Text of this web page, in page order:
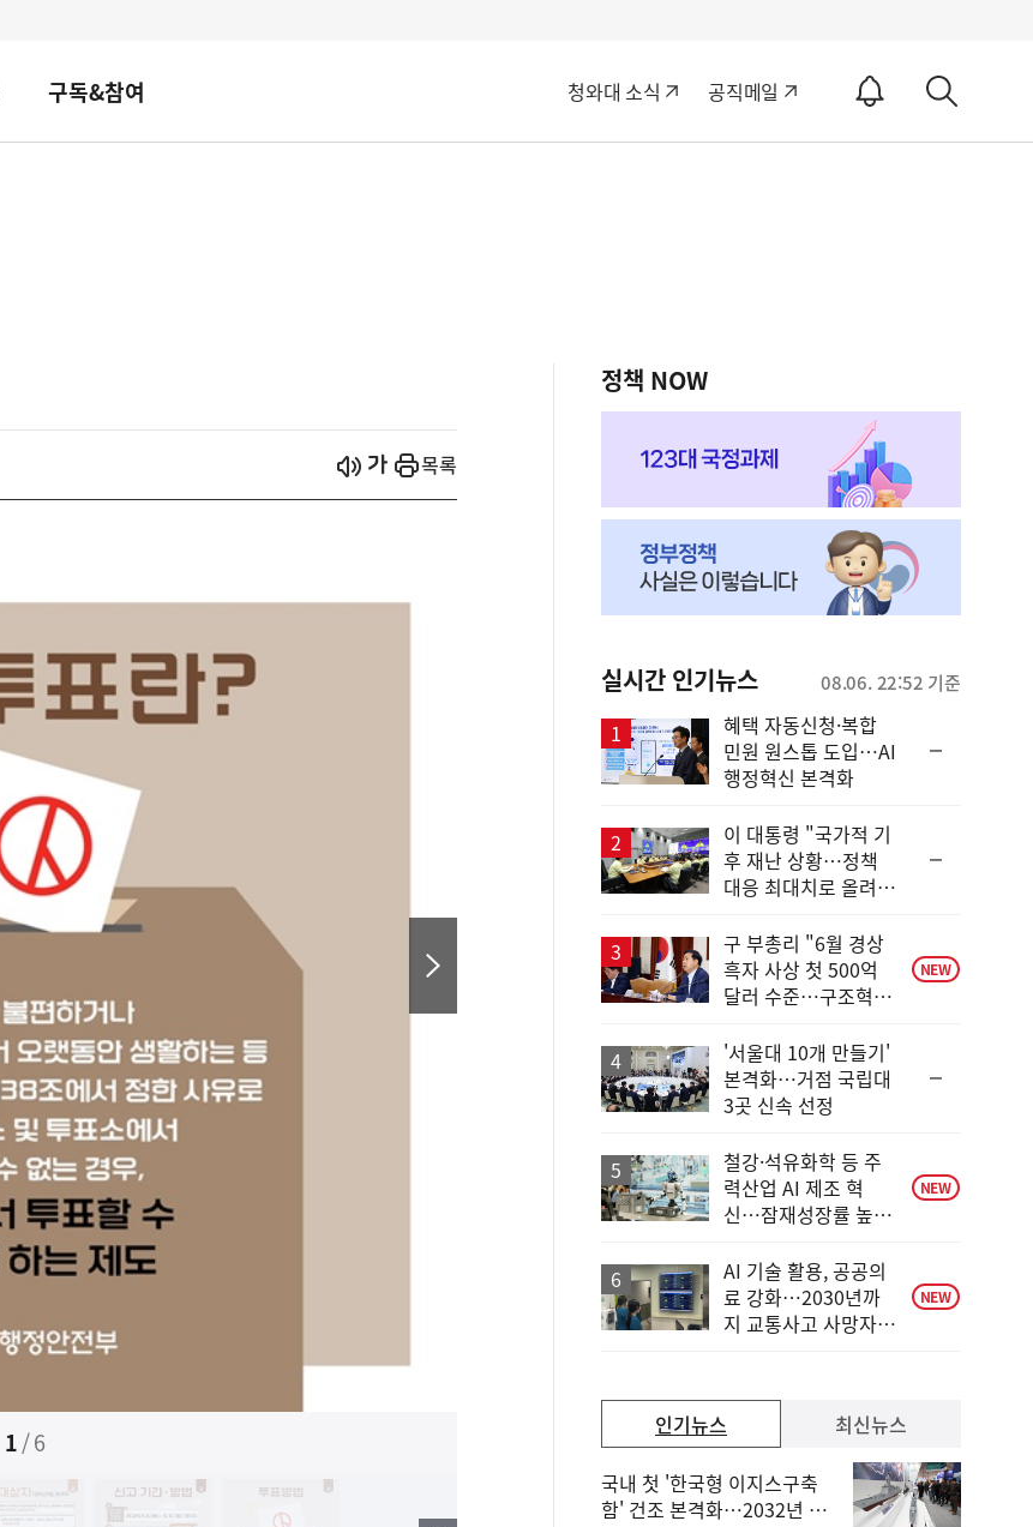
구독&참여 청와대 소식 공직메일
알
ON
세
시작
열기 목록
1/6
정책 NOW
실시간 인기뉴스 08.06. 22:52 기준
혜택 자동신청·복합
민원 원스톱 도입…AI
행정혁신 본격화
이 대통령 "국가적 기
후 재난 상황…정책
대응 최대치로 올려
구 부총리 "6월 경상
흑자 사상 첫 500억
달러 수준…구조혁신
NEW
'서울대 10개 만들기'
본격화…거점 국립대
3곳 신속 선정
철강·석유화학 등 주
력산업 AI 제조 혁
신…잠재성장률 높인
NEW
AI 기술 활용, 공공의
료 강화…2030년까
지 교통사고 사망자
NEW
인기뉴스
국내 첫 '한국형 이지스구축
함' 건조 본격화…2032년 해
최신뉴스